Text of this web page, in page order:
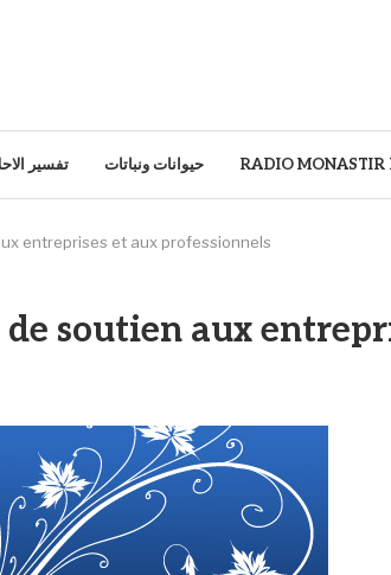
تفسير حيوانات ونباتات RADIO MONASTIR
entreprises et aux professionnels
soutien aux